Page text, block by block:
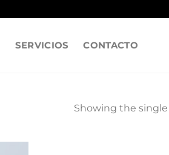
SERVICIOS CONTACTO
Showing the